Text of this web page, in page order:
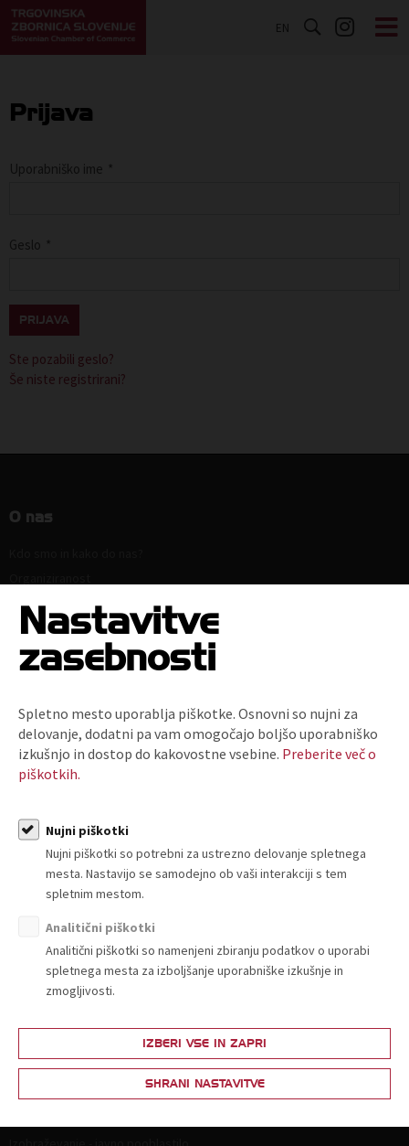
EN
Prijava
Uporabniško ime *
Geslo *
PRIJAVA
Ste pozabili geslo?
Še niste registrirani?
O nas
Strokovne komisije in sekcije
Poslanstvo, vrednote, vizija
Principi in področja delovanja
Zaposlitev
Politika zasebnosti
Kodeks za zmanjšanje prodaje plastičnih nosilnih vrečk
Članstvo
Zakaj postati član?
Lestvica za določitev članarine
Ponudba in povpraševanje
Partnerski programi
Vsebine za člane
Neživila
Nastavitve
zasebnosti
Spletno mesto uporablja piškotke. Osnovni so nujni za
delovanje, dodatni pa vam omogočajo boljšo uporabniško
izkušnjo in dostop do kakovostne vsebine. Preberite več o
piškotkih.
Nujni piškotki
Nujni piškotki so potrebni za ustrezno delovanje spletnega
mesta. Nastavijo se samodejno ob vaši interakciji s tem
spletnim mestom.
Analitični piškotki
Analitični piškotki so namenjeni zbiranju podatkov o uporabi
spletnega mesta za izboljšanje uporabniške izkušnje in
zmogljivosti.
IZBERI VSE IN ZAPRI
SHRANI NASTAVITVE